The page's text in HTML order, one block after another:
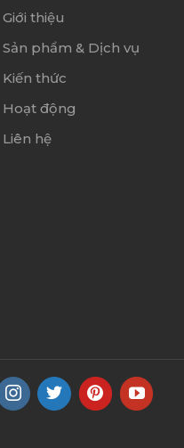
Giới thiệu
Sản phẩm & Dịch vụ
Kiến thức
Hoạt động
Liên hệ